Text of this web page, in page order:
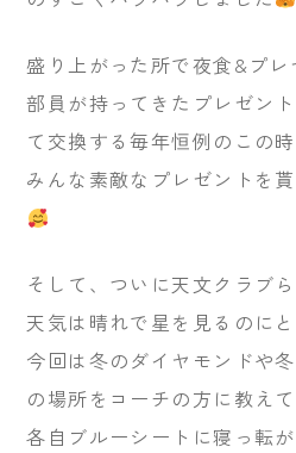
盛り上がった所で夜食&プ
部員が持ってきたプレゼン
て交換する毎年恒例のこの時
みんな素敵なプレゼントを
そして、ついに天文クラブ
天気は晴れで星を見るのに
今回は冬のダイヤモンドや
の場所をコーチの方に教え
各自ブルーシートに寝っ転